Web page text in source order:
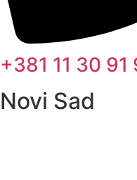
+381 11 30 91
Novi Sad